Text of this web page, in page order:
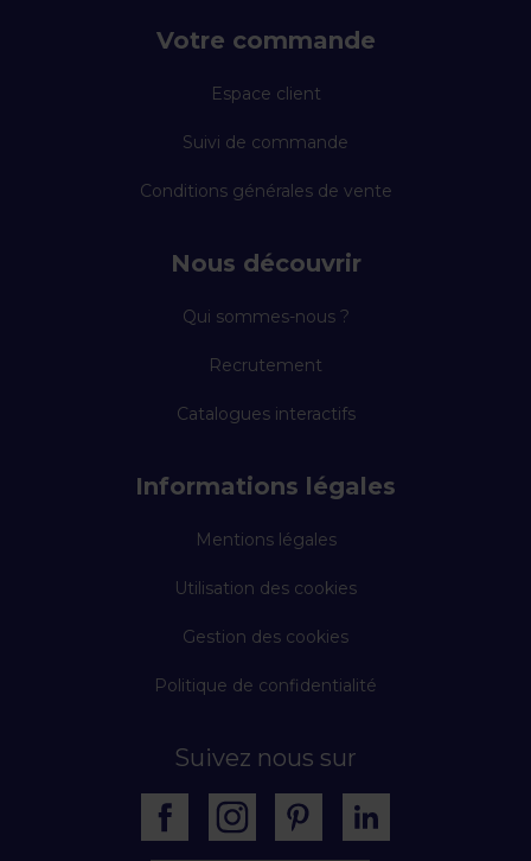
Votre commande
Espace client
Suivi de commande
Conditions générales de vente
Nous découvrir
Qui sommes-nous ?
Recrutement
Catalogues interactifs
Informations légales
Mentions légales
Utilisation des cookies
Gestion des cookies
Politique de confidentialité
Suivez nous sur